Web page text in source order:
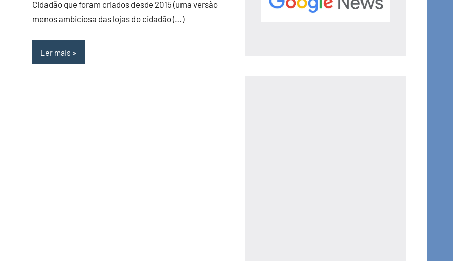
Cidadão que foram criados desde 2015 (uma versão
menos ambiciosa das lojas do cidadão (…)
Ler mais